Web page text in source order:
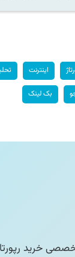
اینترنت
بک لینک
خرید